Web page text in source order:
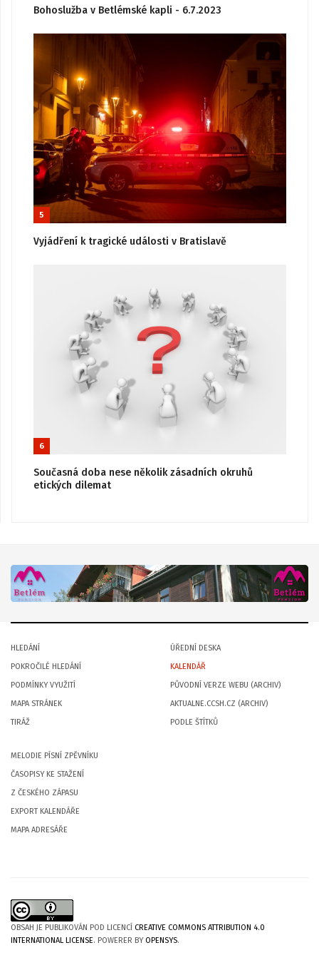
Bohoslužba v Betlémské kapli - 6.7.2023
5
Vyjádření k tragické události v Bratislavě
6
Současná doba nese několik zásadních okruhů
etických dilemat
HLEDÁNÍ
POKROČILÉ HLEDÁNÍ
PODMÍNKY VYUŽITÍ
MAPA STRÁNEK
TIRÁŽ
ÚŘEDNÍ DESKA
KALENDÁŘ
PŮVODNÍ VERZE WEBU (ARCHIV)
AKTUALNE.CCSH.CZ (ARCHIV)
PODLE ŠTÍTKŮ
MELODIE PÍSNÍ ZPĚVNÍKU
ČASOPISY KE STAŽENÍ
Z ČESKÉHO ZÁPASU
EXPORT KALENDÁŘE
MAPA ADRESÁŘE
OBSAH JE PUBLIKOVÁN POD LICENCÍ CREATIVE COMMONS ATTRIBUTION 4.0
INTERNATIONAL LICENSE. POWERER BYOPENSYS.